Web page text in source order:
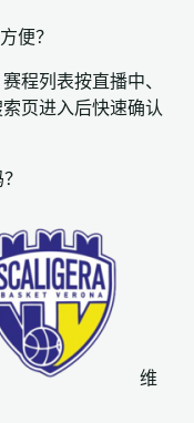
便？
程列表按直播中、
页进入后快速确认
维